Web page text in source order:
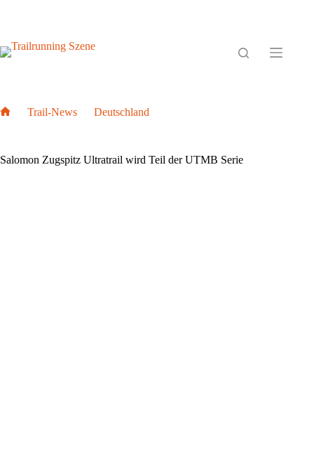
Trail-News
Deutschland
Salomon Zugspitz Ultratrail wird Teil der UTMB Serie